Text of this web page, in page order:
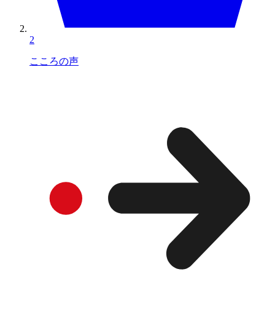
2
こころの声